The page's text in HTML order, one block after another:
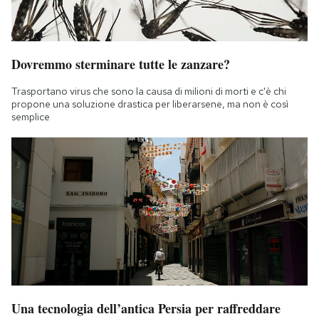
Dovremmo sterminare tutte le zanzare?
Trasportano virus che sono la causa di milioni di morti e c'è chi
propone una soluzione drastica per liberarsene, ma non è così
semplice
Una tecnologia dell’antica Persia per raffreddare